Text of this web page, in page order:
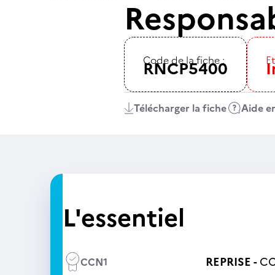
Code de la fiche :
RNCP5400
Télécharger la fiche Aide
L'essentiel
CCN1 REPRISE -